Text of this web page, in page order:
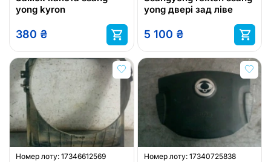
yong kyron
380 ₴
yong двері зад ліве
5 100 ₴
Номер лоту: 17346612569 Номер лоту: 17340725838